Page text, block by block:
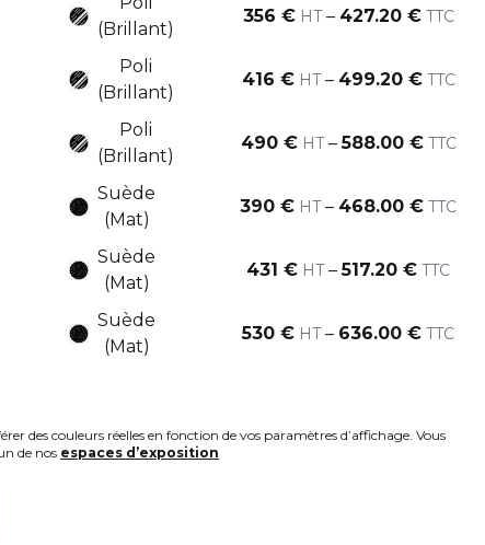
(Brillant)
356 € HT – 427.20€ TTC
Poli
(Brillant)
416 € HT – 499.20€ TTC
Poli
(Brillant)
490€ HT –588.00€ TTC
Suède
(Mat)
390 € HT – 468.00 € TTC
Suède
(Mat)
431 € HT –517.20 € TTC
Suède
(Mat)
530 € HT – 636.00 € TTC
des couleurs réelles en fonction de vos paramètres d’affichage. Vous
de nos espaces d’exposition